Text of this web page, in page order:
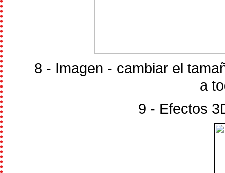
8 - Imagen - cambiar el
a
9 - Efectos